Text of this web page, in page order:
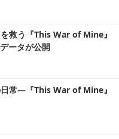
救う『This War of Mine』
ータが公開
常―『This War of Mine』